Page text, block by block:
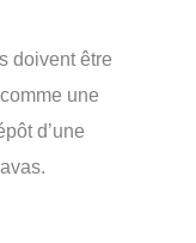
doivent être
une
d’une